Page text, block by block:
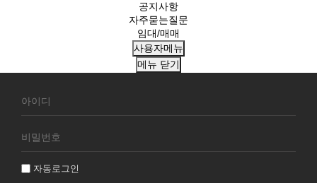
공지사항
자주묻는질문
임대/매매
사용자메뉴
메뉴 닫기
원
그
자동로그인